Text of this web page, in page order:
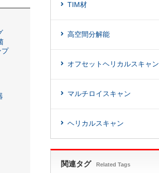
プ
TIM材
高空間分解能
オフセットヘリカルスキャン
マルチロイスキャン
ヘリカルスキャン
関連タグ Related Tags